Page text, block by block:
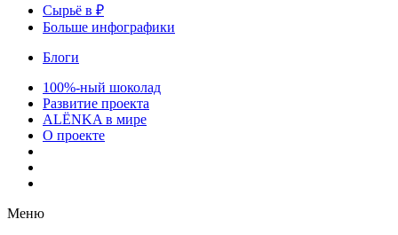
Сырьё в ₽
Больше инфографики
Блоги
100%-ный шоколад
Развитие проекта
ALЁNKA в мире
О проекте
Меню